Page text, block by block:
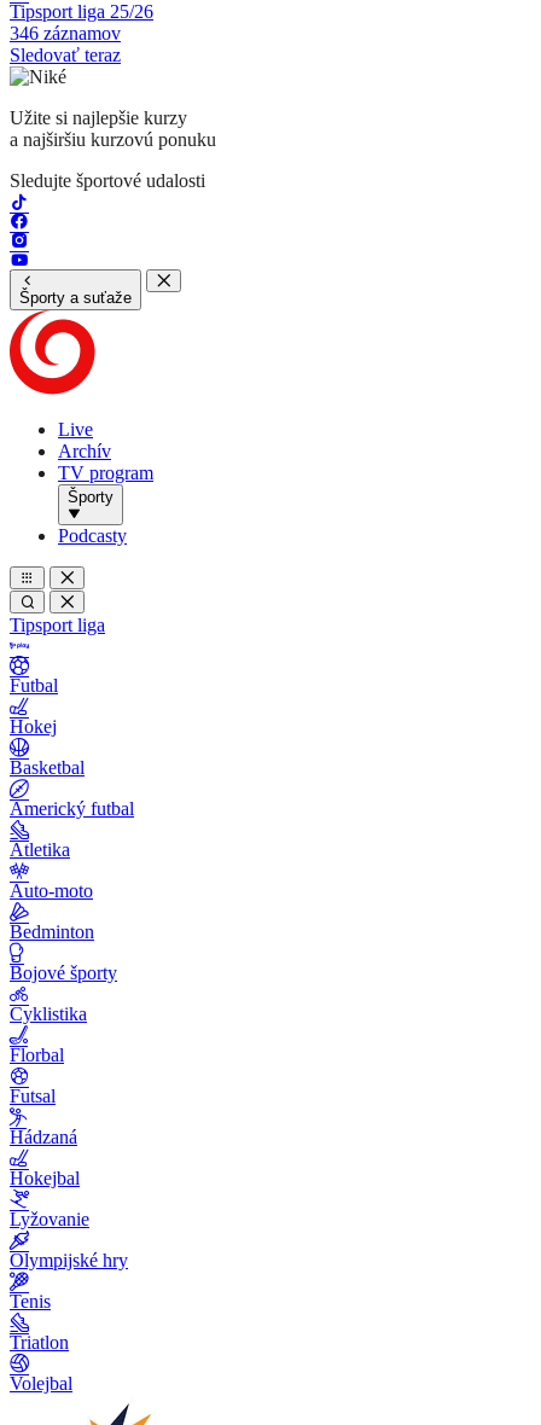
Tipsport liga 25/26
346 záznamov
Sledovať teraz
Užite si najlepšie kurzy
a najširšiu kurzovú ponuku
Sledujte športové udalosti
Športy a suťaže
Live
Archív
TV program
Športy
Podcasty
Tipsport liga
Futbal
Hokej
Basketbal
Americký futbal
Atletika
Auto-moto
Bedminton
Bojové športy
Cyklistika
Florbal
Futsal
Hádzaná
Hokejbal
Lyžovanie
Olympijské hry
Tenis
Triatlon
Volejbal